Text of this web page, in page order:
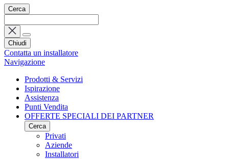
Cerca
Chiudi
Contatta un installatore
Navigazione
Prodotti & Servizi
Ispirazione
Assistenza
Punti Vendita
OFFERTE SPECIALI DEI PARTNER
Cerca
Privati
Aziende
Installatori